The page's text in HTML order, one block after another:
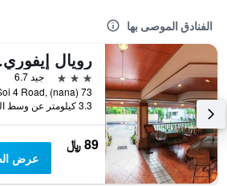
الفنادق الموصى بها
3 نجوم
جيد 6.7
3.3 كيلومتر عن وسط المدينة
89 ﷼
عرض